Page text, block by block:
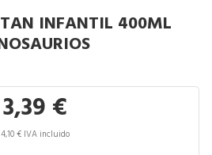
INFANTIL 400ML
3,39 €
4,10 € IVA incluido